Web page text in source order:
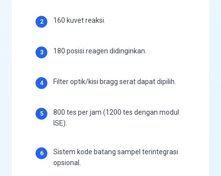
2 160 kuvet reaksi.
3 180 posisi reagen didinginkan.
4 Filter optik/kisi bragg serat dapat dipilih.
5
800 tes per jam (1200 tes dengan modul
ISE).
6
Sistem kode batang sampel terintegrasi
opsional.